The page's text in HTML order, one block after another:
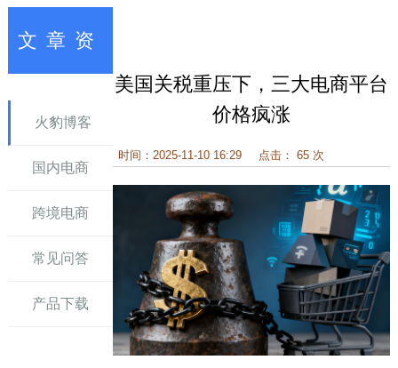
文章资
火豹博客
国内电商
跨境电商
常见问答
产品下载
美国关税重压下，三大电商平台
价格疯涨
时间：2025-11-10 16:29 点击： 65 次